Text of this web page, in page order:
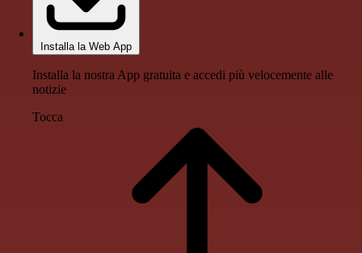
Installa la Web App
Installa la nostra App gratuita e accedi più velocemente alle
notizie
Tocca